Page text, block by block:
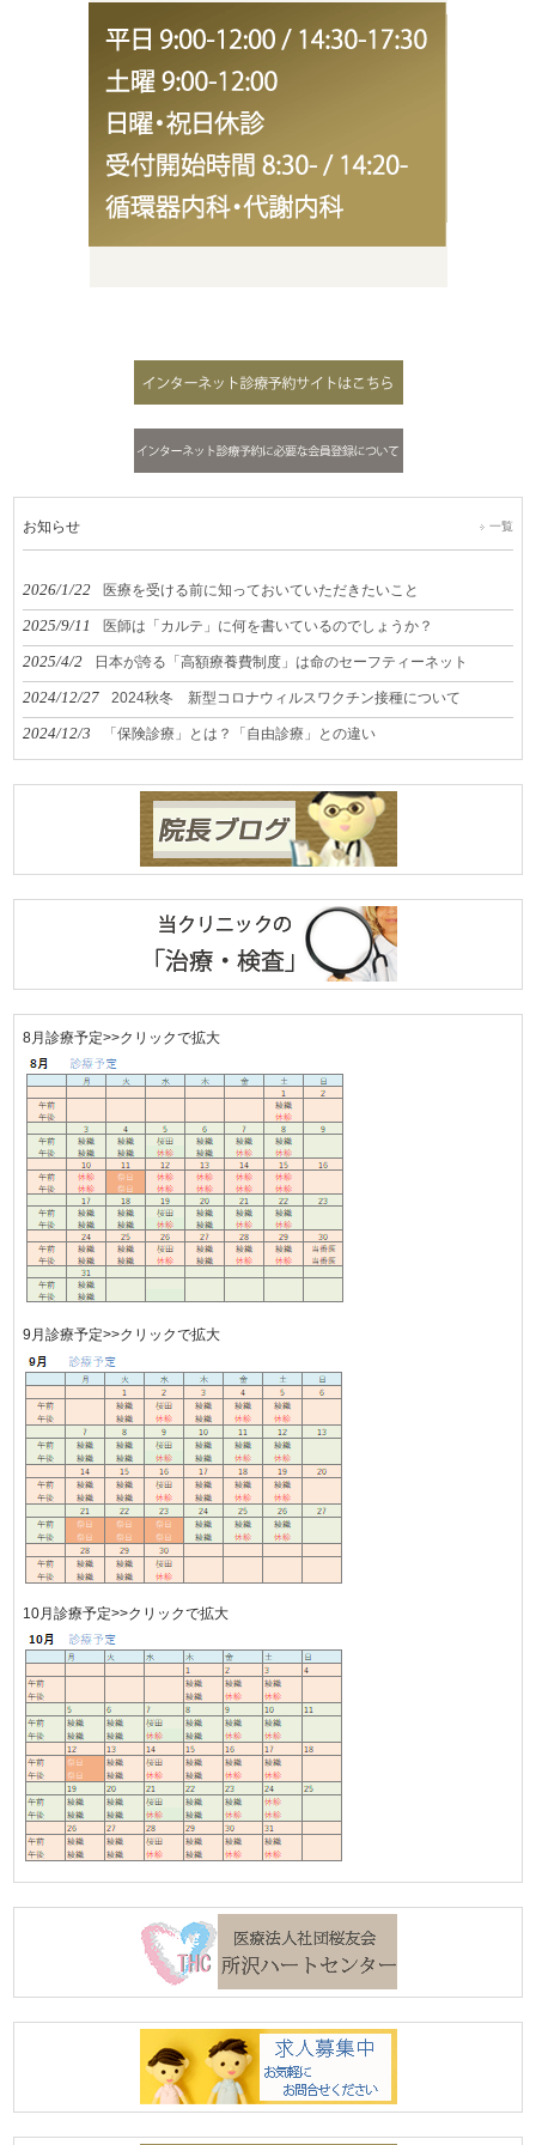
お知らせ 一覧
2026/1/22 医療を受ける前に知っておいていただきたいこと
2025/9/11 医師は「カルテ」に何を書いているのでしょうか？
2025/4/2 日本が誇る「高額療養費制度」は命のセーフティーネット
2024/12/27 2024秋冬 新型コロナウィルスワクチン接種について
2024/12/3 「保険診療」とは？「自由診療」との違い
8月診療予定>>クリックで拡大
9月診療予定>>クリックで拡大
10月診療予定>>クリックで拡大